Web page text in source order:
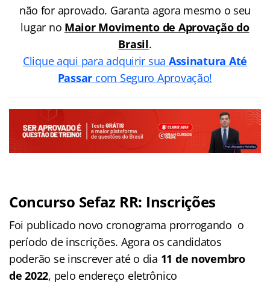
não for aprovado. Garanta agora mesmo o seu
lugar no Maior Movimento de Aprovação do
Brasil.
Clique aqui para adquirir sua Assinatura Até
Passar com Seguro Aprovação!
Concurso Sefaz RR: Inscrições
Foi publicado novo cronograma prorrogando o
período de inscrições. Agora os candidatos
poderão se inscrever até o dia 11 de novembro
de 2022, pelo endereço eletrônico